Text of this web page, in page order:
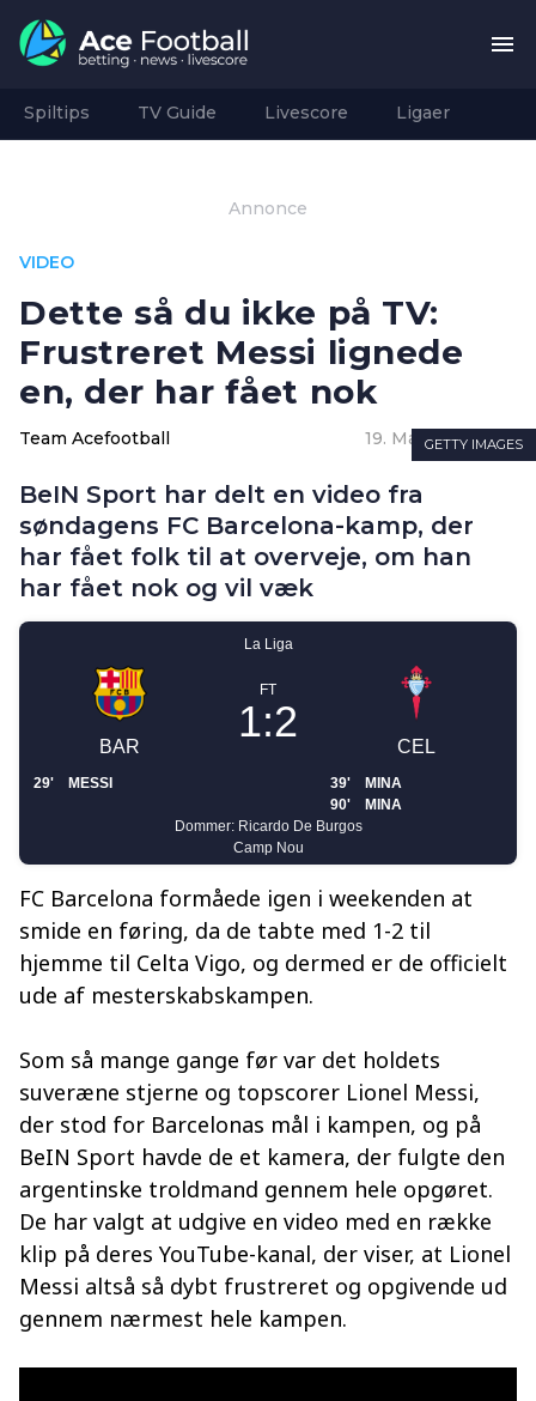
Spiltips TV Guide Livescore Ligaer
Annonce
VIDEO
Dette så du ikke på TV:
Frustreret Messi lignede
en, der har fået nok
Team Acefootball 19. May 2021 11:42
GETTY IMAGES
BeIN Sport har delt en video fra
søndagens FC Barcelona-kamp, der
har fået folk til at overveje, om han
har fået nok og vil væk
FC Barcelona formåede igen i weekenden at
smide en føring, da de tabte med 1-2 til
hjemme til Celta Vigo, og dermed er de officielt
ude af mesterskabskampen.
Som så mange gange før var det holdets
suveræne stjerne og topscorer Lionel Messi,
der stod for Barcelonas mål i kampen, og på
BeIN Sport havde de et kamera, der fulgte den
argentinske troldmand gennem hele opgøret.
De har valgt at udgive en video med en række
klip på deres YouTube-kanal, der viser, at Lionel
Messi altså så dybt frustreret og opgivende ud
gennem nærmest hele kampen.